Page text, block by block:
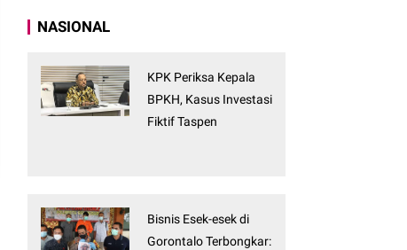
NASIONAL
KPK Periksa Kepala
BPKH, Kasus Investasi
Fiktif Taspen
Bisnis Esek-esek di
Gorontalo Terbongkar: